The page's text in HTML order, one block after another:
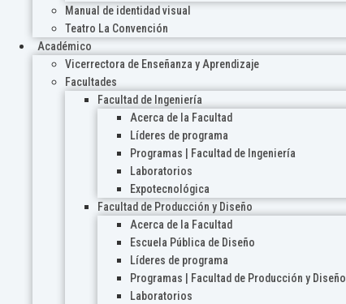
Manual de identidad visual
Teatro La Convención
Académico
Vicerrectora de Enseñanza y Aprendizaje
Facultades
Facultad de Ingeniería
Acerca de la Facultad
Líderes de programa
Programas | Facultad de Ingeniería
Laboratorios
Expotecnológica
Facultad de Producción y Diseño
Acerca de la Facultad
Escuela Pública de Diseño
Líderes de programa
Programas | Facultad de Producción y Diseño
Laboratorios